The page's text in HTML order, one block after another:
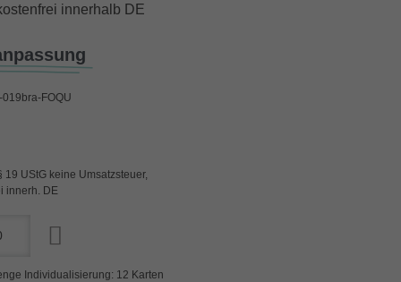
innerhalb DE
019bra-FOQU
19 UStG keine Umsatzsteuer,
innerh. DE
Individualisierung: 12 Karten